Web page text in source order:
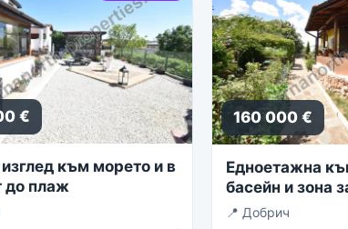
€
към морето и в
до плаж
160 000 €
Едноетажна
басейн и зона
📍 Добрич